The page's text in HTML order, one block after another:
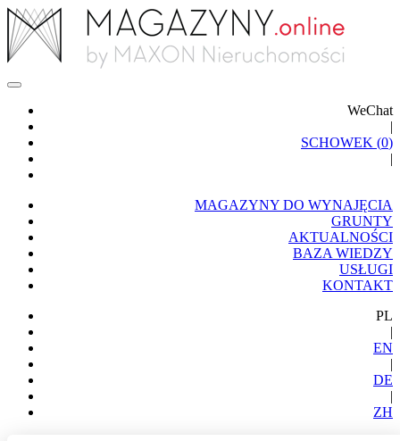
WeChat
|
SCHOWEK (0)
|
MAGAZYNY DO WYNAJĘCIA
GRUNTY
AKTUALNOŚCI
BAZA WIEDZY
USŁUGI
KONTAKT
PL
|
EN
|
DE
|
ZH